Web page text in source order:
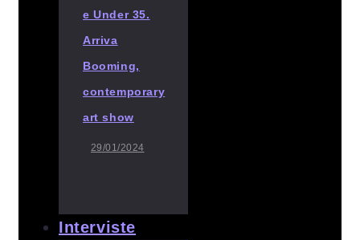
e Under 35.
Arriva
Booming,
contemporary
art show
29/01/2024
Interviste